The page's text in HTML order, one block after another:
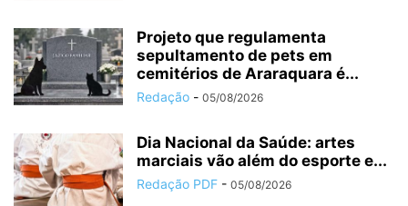
Projeto que regulamenta
sepultamento de pets em
cemitérios de Araraquara é...
Redação - 05/08/2026
Dia Nacional da Saúde: artes
marciais vão além do esporte e...
Redação PDF - 05/08/2026